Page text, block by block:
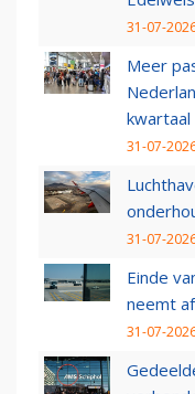
31-07-
Meer
kwartaal
31-07-
31-07-
Einde
neemt
31-07-